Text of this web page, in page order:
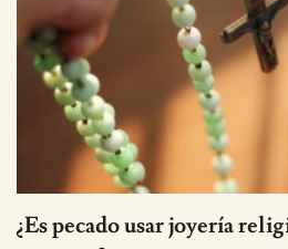
¿Es pecado usar joyería